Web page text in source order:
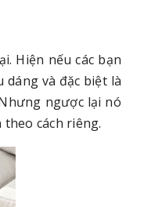
Hiện nếu các bạn
dáng và đặc biệt là
ngược lại nó
cách riêng.